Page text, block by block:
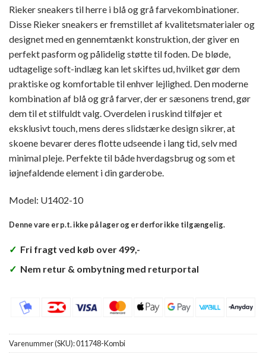
Rieker sneakers til herre i blå og grå farvekombinationer.
Disse Rieker sneakers er fremstillet af kvalitetsmaterialer og
designet med en gennemtænkt konstruktion, der giver en
perfekt pasform og pålidelig støtte til foden. De bløde,
udtagelige soft-indlæg kan let skiftes ud, hvilket gør dem
praktiske og komfortable til enhver lejlighed. Den moderne
kombination af blå og grå farver, der er sæsonens trend, gør
dem til et stilfuldt valg. Overdelen i ruskind tilføjer et
eksklusivt touch, mens deres slidstærke design sikrer, at
skoene bevarer deres flotte udseende i lang tid, selv med
minimal pleje. Perfekte til både hverdagsbrug og som et
iøjnefaldende element i din garderobe.
Model: U1402-10
Denne vare er p.t. ikke på lager og er derfor ikke tilgængelig.
✓ Fri fragt ved køb over 499,-
✓ Nem retur & ombytning med returportal
Varenummer (SKU):011748-Kombi